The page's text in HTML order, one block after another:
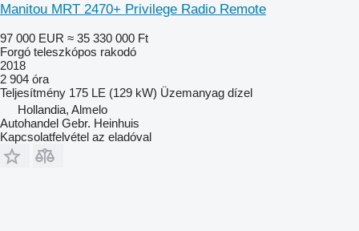
Manitou MRT 2470+ Privilege Radio Remote
97 000 EUR ≈ 35 330 000 Ft
Forgó teleszkópos rakodó
2018
2 904 óra
Teljesítmény 175 LE (129 kW) Üzemanyag dízel
Hollandia, Almelo
Autohandel Gebr. Heinhuis
Kapcsolatfelvétel az eladóval